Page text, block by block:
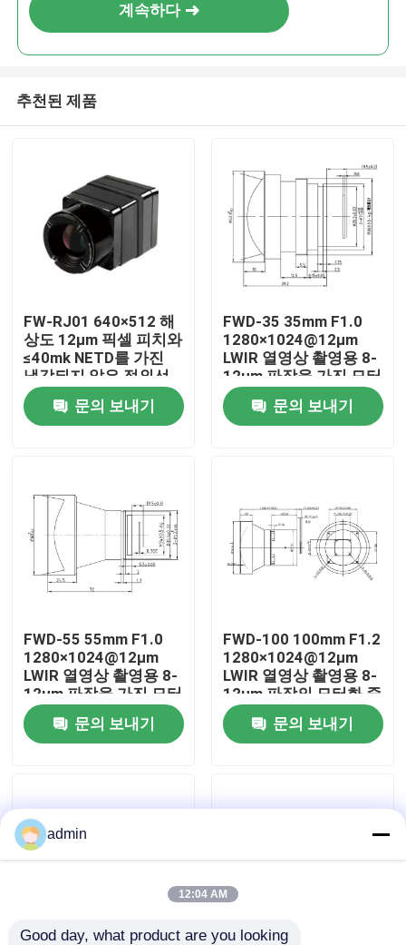
집
비디오
우리 에 관한 것
공장 투어
품질 관리
뉴스
항공 부분
계속하다
추천된 제품
FW-RJ01 640×512 해
상도 12μm 픽셀 피치와
≤40mk NETD를 가진
냉각되지 않은 적외선
열 카메라
문의 보내기
FWD-35 35mm F1.0
1280×1024@12μm
LWIR 열영상 촬영용 8-
12μm 파장을 가진 모터
화 된 확대 렌즈
문의 보내기
FWD-55 55mm F1.0
1280×1024@12μm
LWIR 열영상 촬영용 8-
12μm 파장을 가진 모터
화 된 확대 렌즈
문의 보내기
FWD-100 100mm F1.2
1280×1024@12μm
LWIR 열영상 촬영용 8-
12μm 파장의 모터화 줌
렌즈
문의 보내기
admin
12:04 AM
Good day, what product are you looking